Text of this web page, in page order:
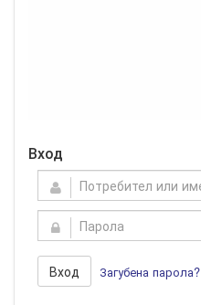
Вход
Вход Загубена парола?